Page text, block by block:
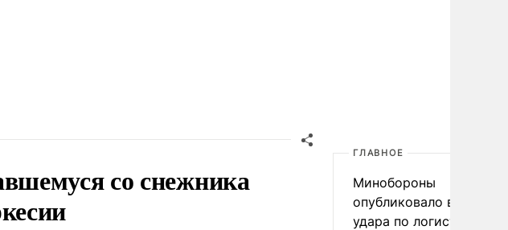
со снежника
ГЛАВНОЕ
Минобороны
опубликовало видео
удара по